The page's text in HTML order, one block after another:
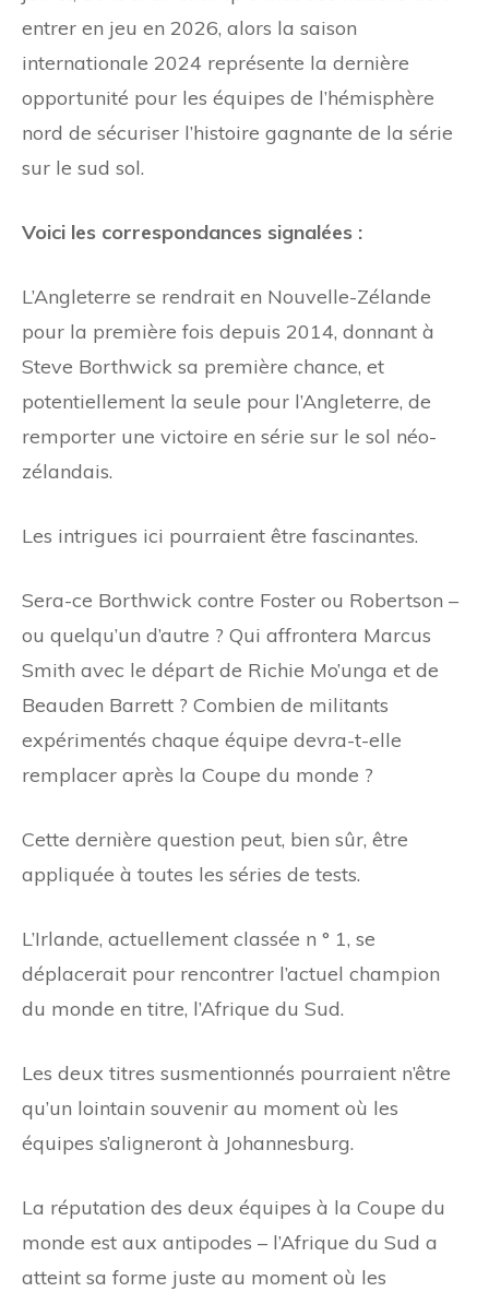
entrer en jeu en 2026, alors la saison
internationale 2024 représente la dernière
opportunité pour les équipes de l’hémisphère
nord de sécuriser l’histoire gagnante de la série
sur le sud sol.
Voici les correspondances signalées :
L’Angleterre se rendrait en Nouvelle-Zélande
pour la première fois depuis 2014, donnant à
Steve Borthwick sa première chance, et
potentiellement la seule pour l’Angleterre, de
remporter une victoire en série sur le sol néo-
zélandais.
Les intrigues ici pourraient être fascinantes.
Sera-ce Borthwick contre Foster ou Robertson –
ou quelqu’un d’autre ? Qui affrontera Marcus
Smith avec le départ de Richie Mo’unga et de
Beauden Barrett ? Combien de militants
expérimentés chaque équipe devra-t-elle
remplacer après la Coupe du monde ?
Cette dernière question peut, bien sûr, être
appliquée à toutes les séries de tests.
L’Irlande, actuellement classée n ° 1, se
déplacerait pour rencontrer l’actuel champion
du monde en titre, l’Afrique du Sud.
Les deux titres susmentionnés pourraient n’être
qu’un lointain souvenir au moment où les
équipes s’aligneront à Johannesburg.
La réputation des deux équipes à la Coupe du
monde est aux antipodes – l’Afrique du Sud a
atteint sa forme juste au moment où les